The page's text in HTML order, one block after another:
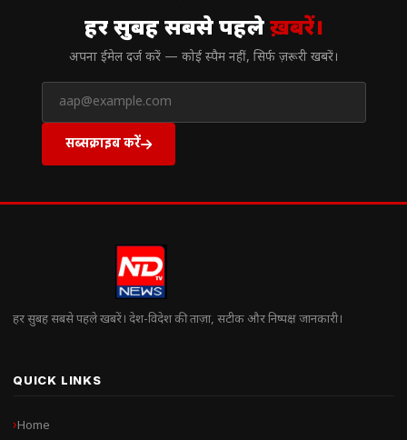
हर सुबह सबसे पहलेख़बरें।
अपना ईमेल दर्ज करें — कोई स्पैम नहीं, सिर्फ ज़रूरी खबरें।
सब्सक्राइब करें
हर सुबह सबसे पहले खबरें। देश-विदेश की ताज़ा, सटीक और निष्पक्ष जानकारी।
QUICK LINKS
Home